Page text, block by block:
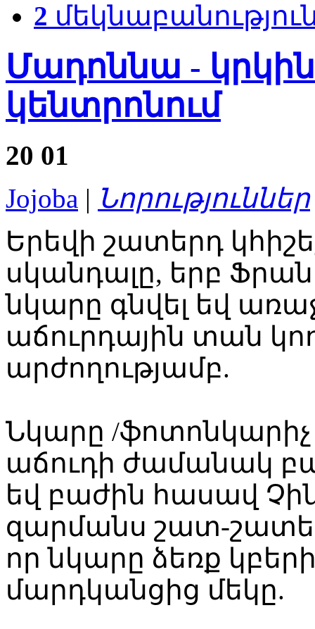
2
Մադոննա -
կենտրոնում
20 01
Jojoba | Նորություններ
Երեվի շատերդ
սկանդալը, երբ
նկարը գնվել եվ
աճուրդային տան
արժողությամբ.
Նկարը /ֆոտոնկարիչ
աճուդի ժամանակ
եվ բաժին հասավ
զարմանս շատ-
որ նկարը ձեռք
մարդկանցից մեկը.